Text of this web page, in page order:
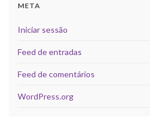
META
Iniciar sessão
Feed de entradas
Feed de comentários
WordPress.org